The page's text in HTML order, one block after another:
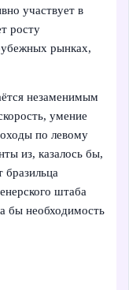
участвует в
росту
рынках,
незаменимым
умение
по левому
из, казалось бы,
бразильца
штаба
бы необходимость